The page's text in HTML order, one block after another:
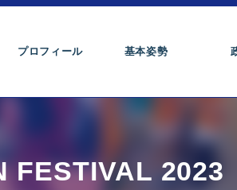
プロフィール 基本姿勢
FESTIVAL 2023